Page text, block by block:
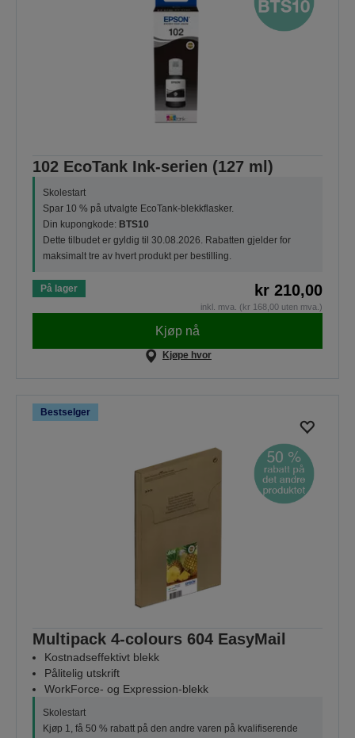
102 EcoTank Ink-serien (127 ml)
Skolestart
Spar 10 % på utvalgte EcoTank-blekkflasker.
Din kupongkode: BTS10
Dette tilbudet er gyldig til 30.08.2026. Rabatten gjelder for
maksimalt tre av hvert produkt per bestilling.
På lager kr 210,00
inkl. mva. (kr 168,00 uten mva.)
Kjøp nå
Kjøpe hvor
Bestselger
Multipack 4-colours 604 EasyMail
Kostnadseffektivt blekk
Pålitelig utskrift
WorkForce- og Expression-blekk
Skolestart
Kjøp 1, få 50 % rabatt på den andre varen på kvalifiserende